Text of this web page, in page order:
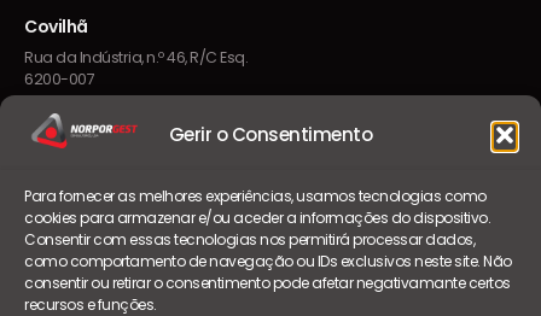
Gerir o Consentimento
Para fornecer as melhores experiências, usamos tecnologias como
cookies para armazenar e/ou aceder a informações do dispositivo.
Consentir com essas tecnologias nos permitirá processar dados,
como comportamento de navegação ou IDs exclusivos neste site. Não
consentir ou retirar o consentimento pode afetar negativamante certos
recursos e funções.
Covilhã
Rua da Indústria, n.º 46, R/C Esq.
6200-007
geral@norporgest.pt
+351 252 084 080
Chamada para a rede fixa nacional